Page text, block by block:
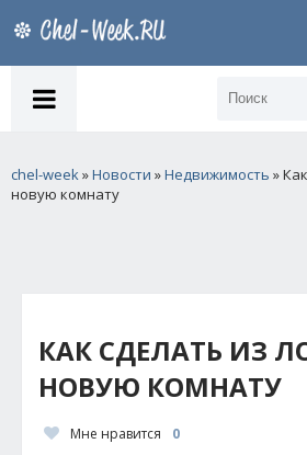
chel-week»Новости »Недвижимость »
новую комнату
КАК СДЕЛАТЬ ИЗ
НОВУЮ КОМНАТУ
Мне нравится 0